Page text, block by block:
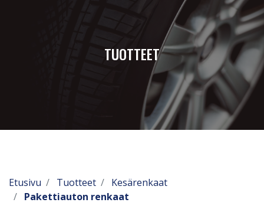
TUOTTEET
Etusivu Tuotteet
Kesärenkaat
Pakettiauton renkaat